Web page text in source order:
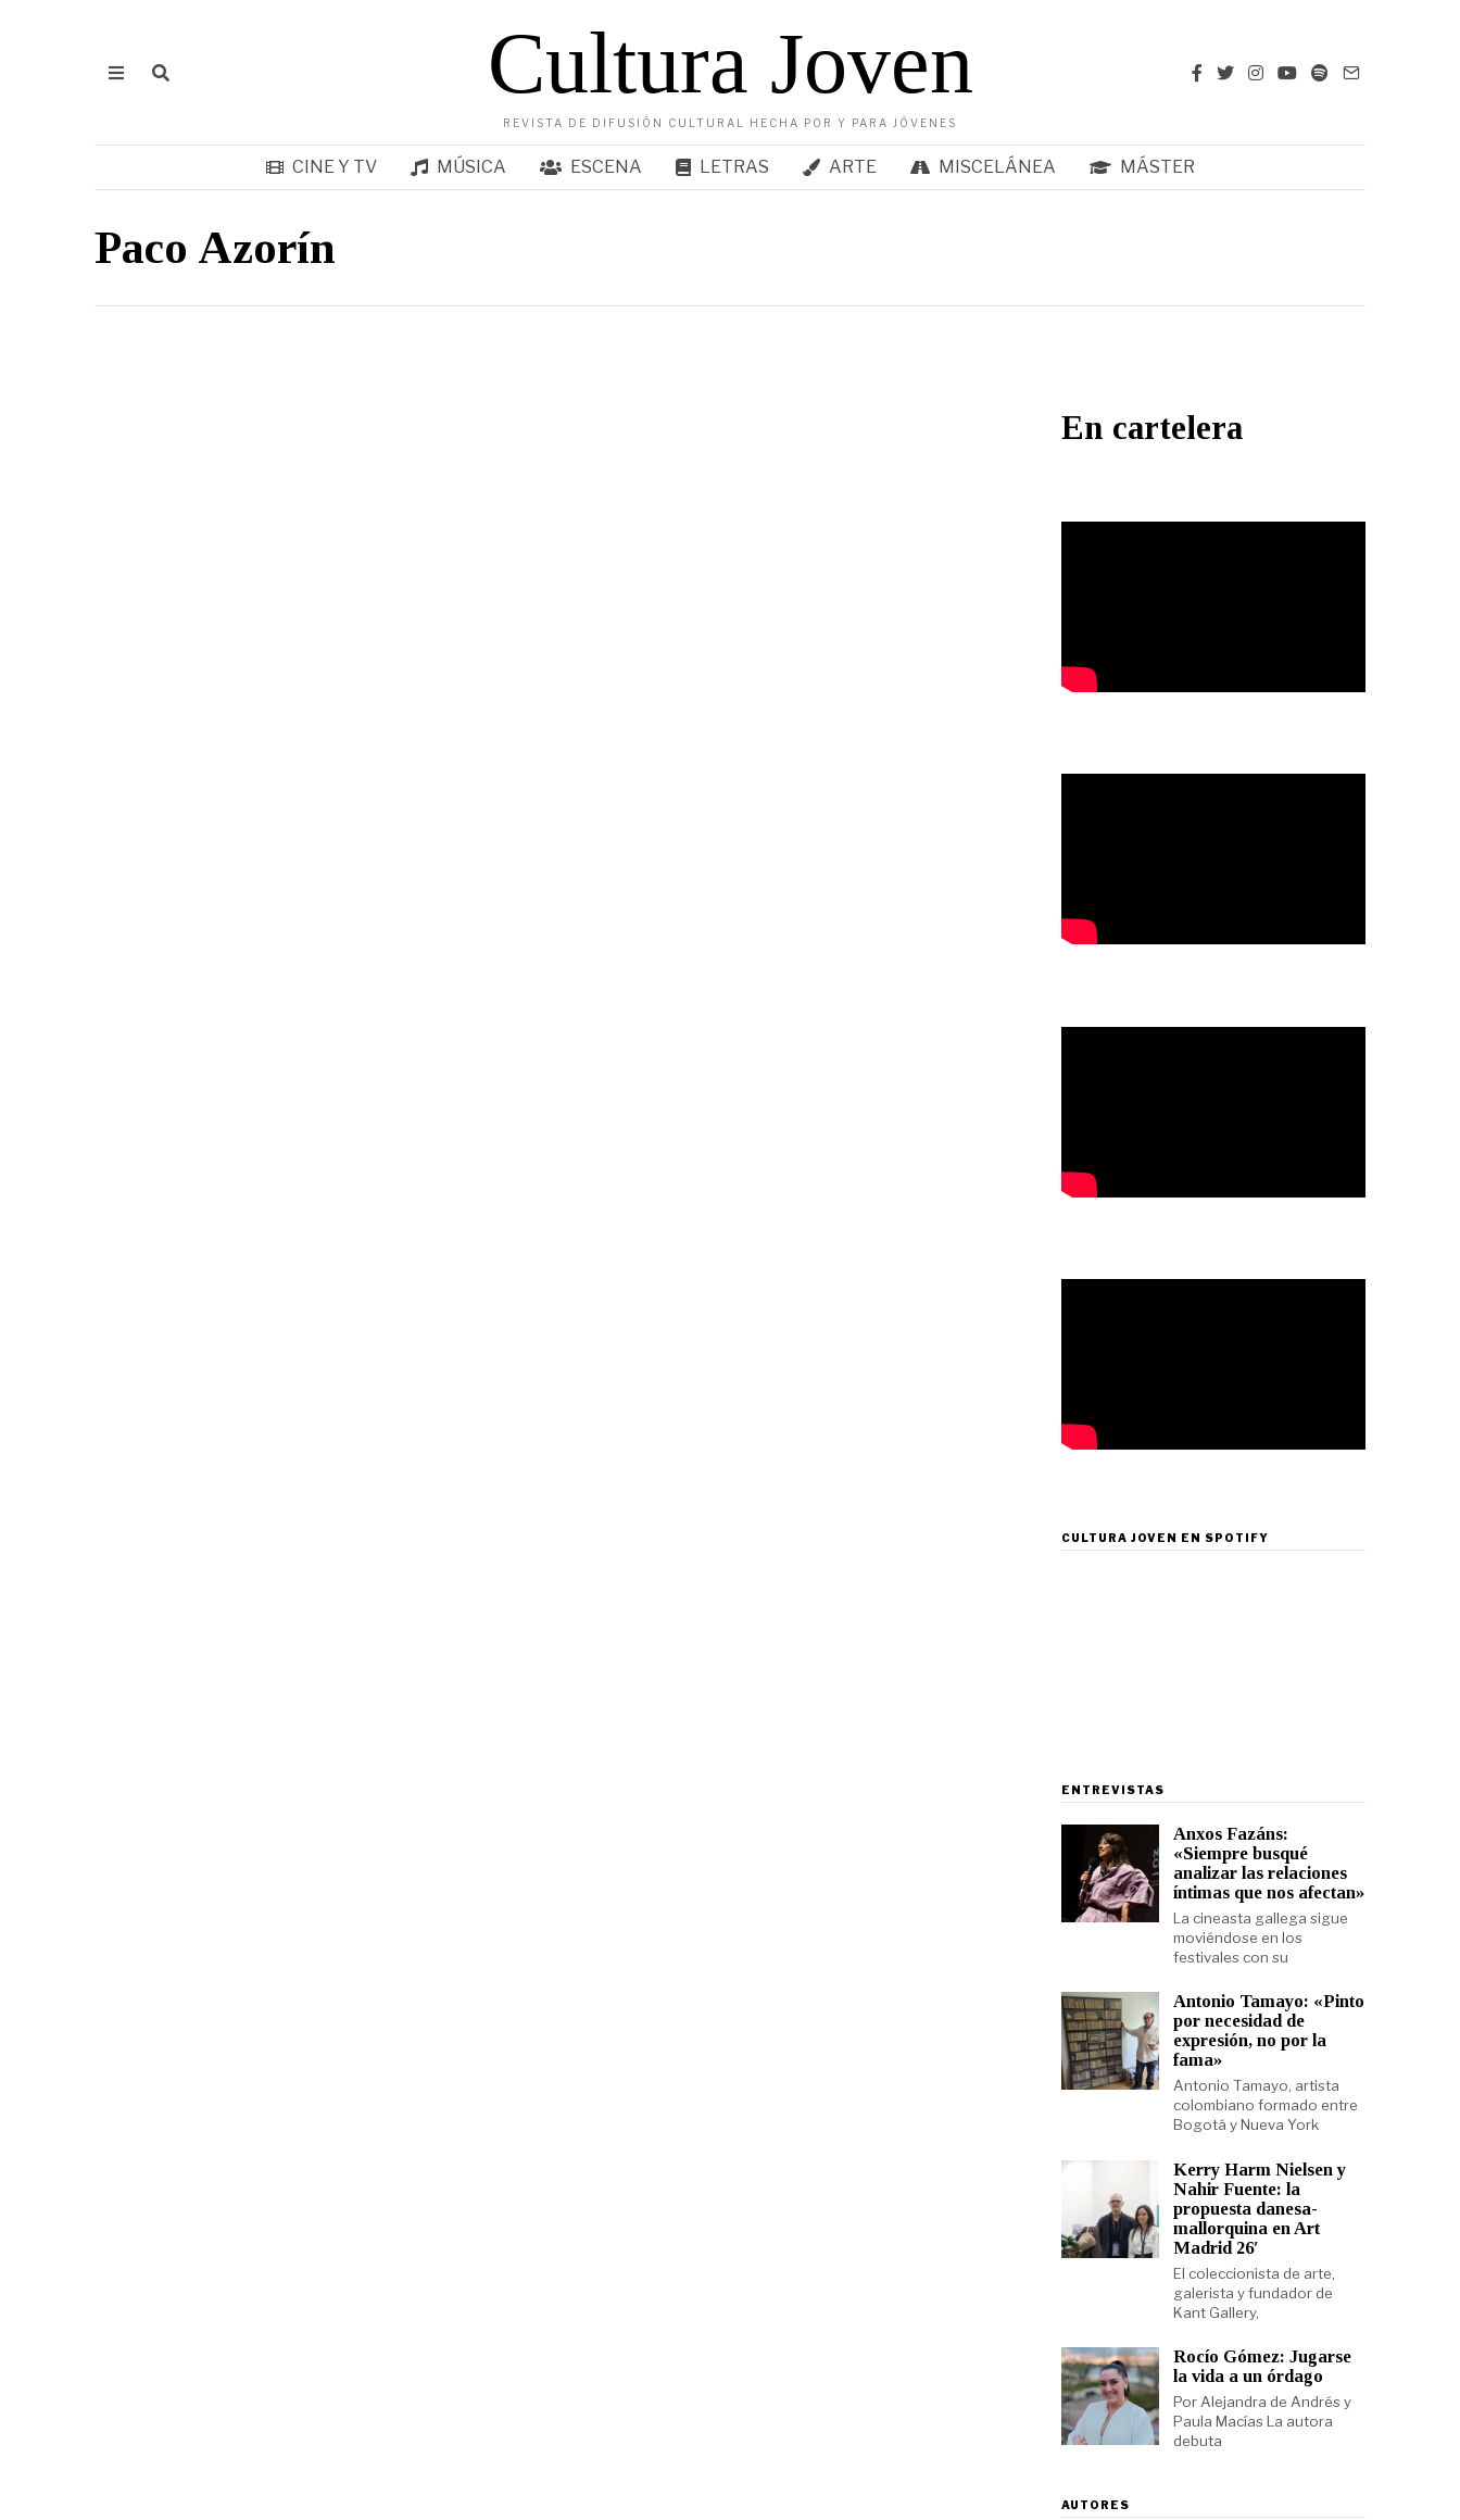
Cultura Joven
REVISTA DE DIFUSIÓN CULTURAL HECHA POR Y PARA JÓVENES
CINE Y TV MÚSICA ESCENA LETRAS ARTE MISCELÁNEA MÁSTER
Paco Azorín
En cartelera
CULTURA JOVEN EN SPOTIFY
ENTREVISTAS
Anxos Fazáns:
«Siempre busqué
analizar las relaciones
íntimas que nos afectan»
La cineasta gallega sigue
moviéndose en los
festivales con su
Antonio Tamayo: «Pinto
por necesidad de
expresión, no por la
fama»
Antonio Tamayo, artista
colombiano formado entre
Bogotá y Nueva York
Kerry Harm Nielsen y
Nahir Fuente: la
propuesta danesa-
mallorquina en Art
Madrid 26′
El coleccionista de arte,
galerista y fundador de
Kant Gallery,
Rocío Gómez: Jugarse
la vida a un órdago
Por Alejandra de Andrés y
Paula Macías La autora
debuta
AUTORES